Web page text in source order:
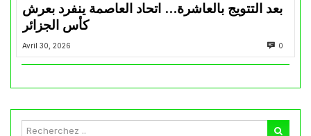
بعد التتويج بالعاشرة… اتحاد العاصمة ينفرد بعرش
كأس الجزائر
Avril 30, 2026 0